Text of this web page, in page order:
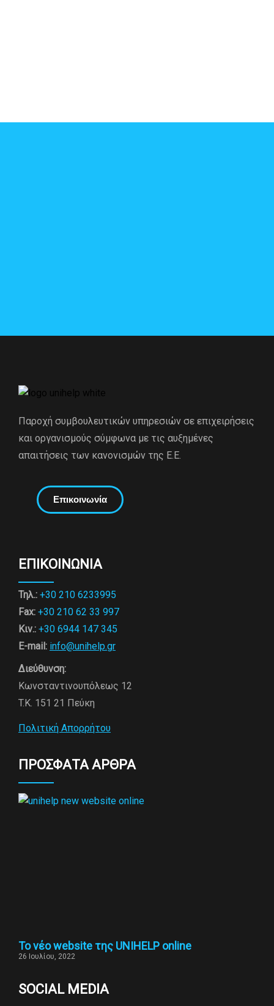
Παροχή συμβουλευτικών υπηρεσιών σε επιχειρήσεις
και οργανισμούς σύμφωνα με τις αυξημένες
απαιτήσεις των κανονισμών της Ε.Ε.
Επικοινωνία
ΕΠΙΚΟΙΝΩΝΙΑ
Τηλ.: +30 210 6233995
Fax: +30 210 62 33 997
Κιν.: +30 6944 147 345
E-mail: info@unihelp.gr
Διεύθυνση:
Κωνσταντινουπόλεως 12
T.K. 151 21 Πεύκη
Πολιτική Απορρήτου
ΠΡΟΣΦΑΤΑ ΑΡΘΡΑ
To νέο website της UNIHELP online
26 Ιουλίου, 2022
SOCIAL MEDIA